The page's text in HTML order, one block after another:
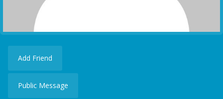
Add Friend
Public Message